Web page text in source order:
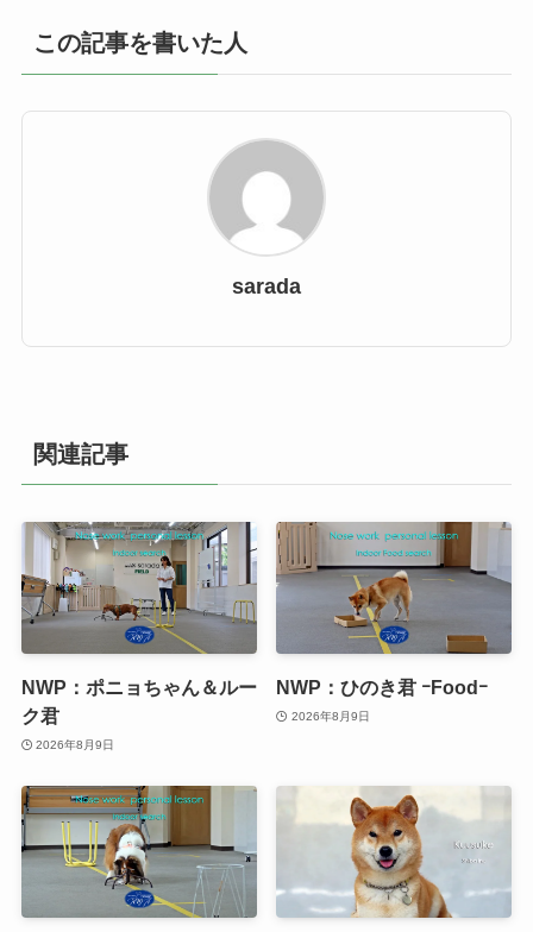
この記事を書いた人
sarada
関連記事
NWP：ポニョちゃん＆ルー
ク君
2026年8月9日
NWP：ひのき君 ｰFoodｰ
2026年8月9日